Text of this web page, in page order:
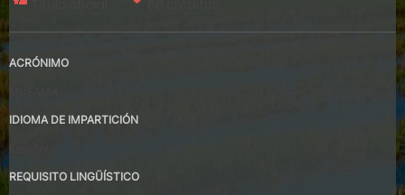
ACRÓNIMO
IDIOMA DE IMPARTICIÓN
REQUISITO LINGÜÍSTICO